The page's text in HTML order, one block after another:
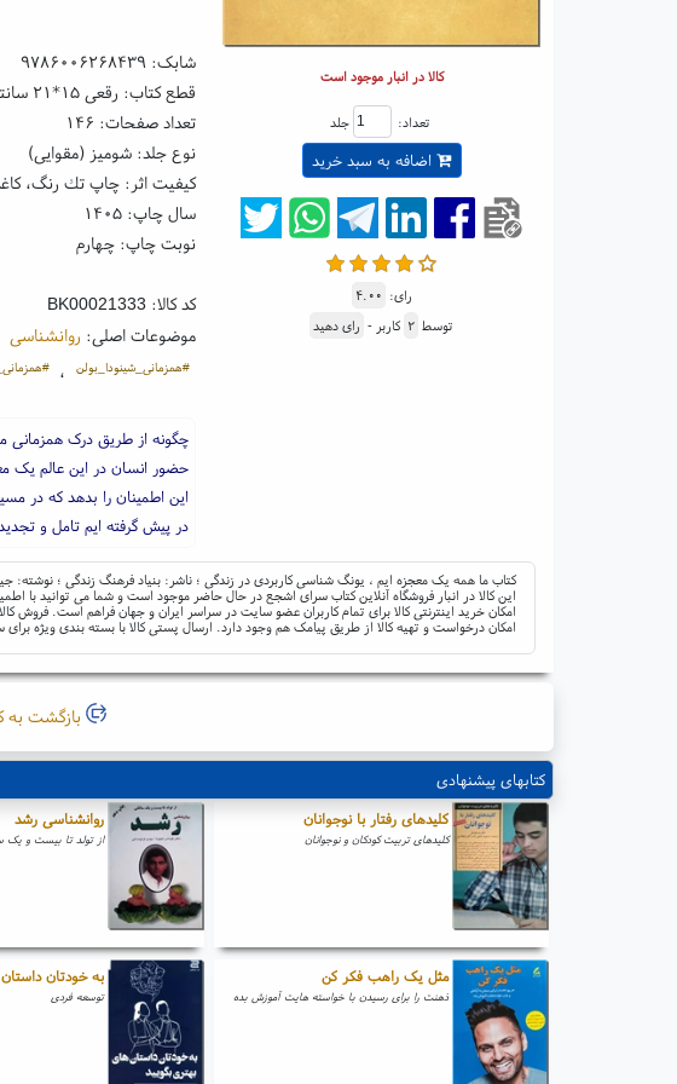
کالا در انبار موجود است
تعداد: جلد
اضافه به سبد خرید
رای: ۴.۰۰
توسط ۲ کاربر - رای دهید
شابک:۹۷۸۶۰۰۶۲۶۸۴۳۹
قطع کتاب: رقعی ۱۵*۲۱ سانتیمتر
تعداد صفحات: ۱۴۶
نوع جلد: شومیز (مقوایی)
کیفیت اثر: چاپ تك رنگ،
سال چاپ: ۱۴۰۵
نوبت چاپ: چهارم
کد کالا: BK00021333
موضوعات اصلی: روانشناسی
#همزمانی_شینودا_بولن ،
چگونه از طریق درک همزمانی
حضور انسان در این عالم یک
این اطمینان را بدهد که در
در پیش گرفته ایم تامل و
کتاب ما همه یک معجزه ایم ، یونگ شناسی کاربردی در زندگی ؛ ناشر: بنیاد فرهنگ زندگی ؛ نوشته:
این کالا در انبار فروشگاه آنلاین کتاب سرای اشجع در حال حاضر موجود است و شما می توانید با
امکان خرید اینترنتی کالا برای تمام کاربران عضو سایت در سراسر ایران و جهان فراهم است.
امکان درخواست و تهیه کالا از طریق پیامک هم وجود دارد. ارسال پستی کالا با بسته بندی ویژه
بازگشت به
کتابهای پیشنهادی
کلیدهای رفتار با نوجوانان
کلیدهای تربیت کودکان و نوجوانان
روانشناسی رشد
از تولد تا بیست و یک
مثل یک راهب فکر کن
ذهنت را برای رسیدن با خواسته هایت آموزش بده
به خودتان
توسعه فردی